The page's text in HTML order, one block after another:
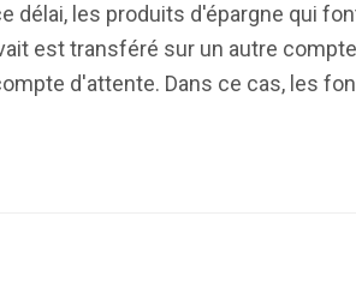
délai, les produits d'épargne qui
est transféré sur un autre
d'attente. Dans ce cas, les